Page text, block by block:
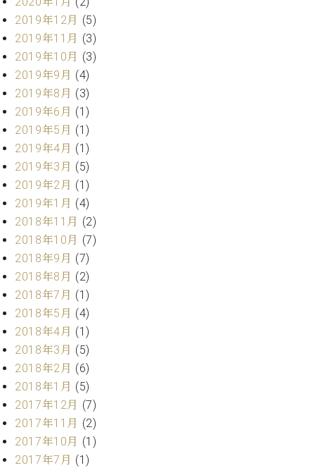
W.
ホ
フ
マ
ン
プ
ロ
フ
ェ
ッ
シ
ョ
ナ
ル
W.
ホ
フ
マ
ン
ト
ラ
デ
ィ
シ
ョ
内
お
問
い
合
わ
社
：
八
王
子
・
技
術
営
業
セ
ン
ー
ス
タ
ッ
フ
2019年12月 (5)
2019年11月 (3)
2019年10月 (3)
2019年9月 (4)
2019年8月 (3)
2019年6月 (1)
2019年5月 (1)
2019年4月 (1)
2019年3月 (5)
2019年2月 (1)
2019年1月 (4)
2018年11月 (2)
2018年10月 (7)
2018年9月 (7)
2018年8月 (2)
2018年7月 (1)
2018年5月 (4)
2018年4月 (1)
2018年3月 (5)
2018年2月 (6)
2018年1月 (5)
2017年12月 (7)
2017年11月 (2)
2017年10月 (1)
2017年7月 (1)